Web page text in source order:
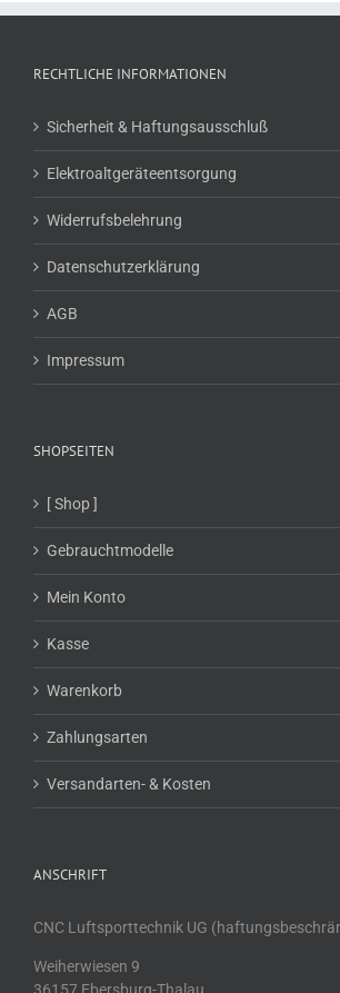
RECHTLICHE INFORMATIONEN
Sicherheit & Haftungsausschluß
Elektroaltgeräteentsorgung
Widerrufsbelehrung
Datenschutzerklärung
AGB
Impressum
SHOPSEITEN
[ Shop ]
Gebrauchtmodelle
Mein Konto
Kasse
Warenkorb
Zahlungsarten
Versandarten- & Kosten
ANSCHRIFT
CNC Luftsporttechnik UG
Weiherwiesen 9